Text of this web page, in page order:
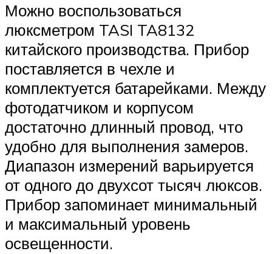
Можно воспользоваться
люксметром TASI TA8132
китайского производства. Прибор
поставляется в чехле и
комплектуется батарейками. Между
фотодатчиком и корпусом
достаточно длинный провод, что
удобно для выполнения замеров.
Диапазон измерений варьируется
от одного до двухсот тысяч люксов.
Прибор запоминает минимальный
и максимальный уровень
освещенности.